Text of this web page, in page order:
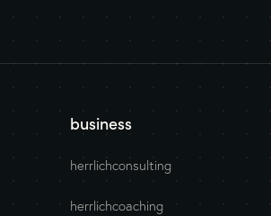
business
herrlichconsulting
herrlichcoaching